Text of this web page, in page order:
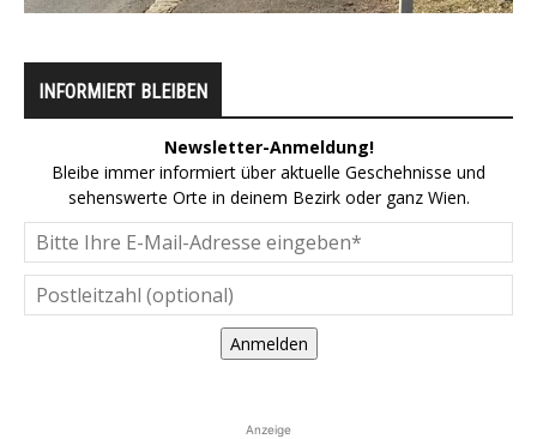
INFORMIERT BLEIBEN
Newsletter-Anmeldung!
Bleibe immer informiert über aktuelle Geschehnisse und
sehenswerte Orte in deinem Bezirk oder ganz Wien.
Anmelden
Anzeige